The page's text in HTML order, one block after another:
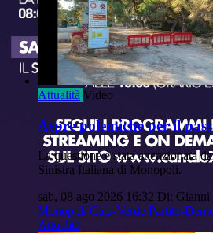
Attualità Video
Aspre polemiche per il
La questione è stata attenzionata
Sinistra Italiana di Monopoli.
sab, 08 ago 2026 16:32 Di: Gianni
Monopoli Cala-Verde Partito-
Attualità